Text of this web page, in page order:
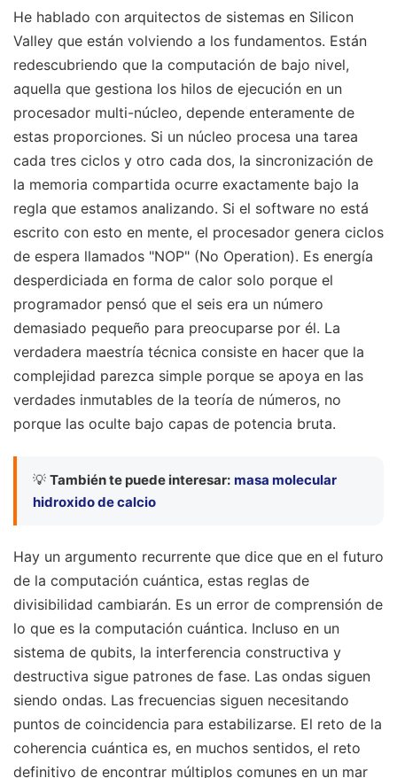
He hablado con arquitectos de sistemas en Silicon
Valley que están volviendo a los fundamentos. Están
redescubriendo que la computación de bajo nivel,
aquella que gestiona los hilos de ejecución en un
procesador multi-núcleo, depende enteramente de
estas proporciones. Si un núcleo procesa una tarea
cada tres ciclos y otro cada dos, la sincronización de
la memoria compartida ocurre exactamente bajo la
regla que estamos analizando. Si el software no está
escrito con esto en mente, el procesador genera ciclos
de espera llamados "NOP" (No Operation). Es energía
desperdiciada en forma de calor solo porque el
programador pensó que el seis era un número
demasiado pequeño para preocuparse por él. La
verdadera maestría técnica consiste en hacer que la
complejidad parezca simple porque se apoya en las
verdades inmutables de la teoría de números, no
porque las oculte bajo capas de potencia bruta.
💡 También te puede interesar: masa molecular
hidroxido de calcio
Hay un argumento recurrente que dice que en el futuro
de la computación cuántica, estas reglas de
divisibilidad cambiarán. Es un error de comprensión de
lo que es la computación cuántica. Incluso en un
sistema de qubits, la interferencia constructiva y
destructiva sigue patrones de fase. Las ondas siguen
siendo ondas. Las frecuencias siguen necesitando
puntos de coincidencia para estabilizarse. El reto de la
coherencia cuántica es, en muchos sentidos, el reto
definitivo de encontrar múltiplos comunes en un mar